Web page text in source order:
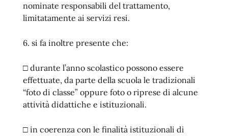
nominate responsabili del trattamento,
limitatamente ai servizi resi.
6. si fa inoltre presente che:
□ durante l’anno scolastico possono essere
effettuate, da parte della scuola le tradizionali
“foto di classe” oppure foto o riprese di alcune
attività didattiche e istituzionali.
□ in coerenza con le finalità istituzionali di